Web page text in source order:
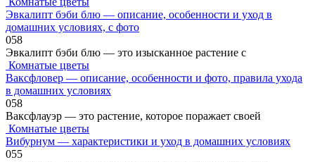
Эвкалипт бэби блю — описание, особенности и уход в
домашних условиях, с фото
058
Эвкалипт бэби блю — это изысканное растение с
Комнатые цветы
Ваксфловер — описание, особенности и фото, правила ухода
в домашних условиях
058
Ваксфлауэр — это растение, которое поражает своей
Комнатые цветы
Вибурнум — характеристики и уход в домашних условиях
055